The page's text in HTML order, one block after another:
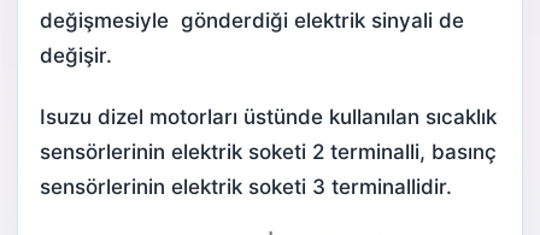
değişmesiyle gönderdiği elektrik sinyali de
değişir.
Isuzu dizel motorları üstünde kullanılan sıcaklık
sensörlerinin elektrik soketi 2 terminalli, basınç
sensörlerinin elektrik soketi 3 terminallidir.